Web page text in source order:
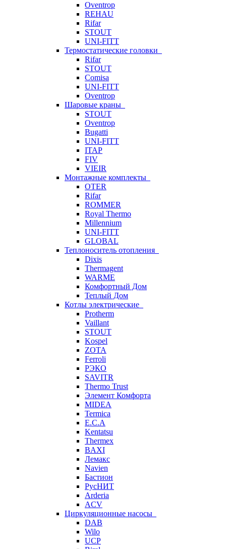
Oventrop
REHAU
Rifar
STOUT
UNI-FITT
Термостатические головки
Rifar
STOUT
Comisa
UNI-FITT
Oventrop
Шаровые краны
STOUT
Oventrop
Bugatti
UNI-FITT
ITAP
FIV
VIEIR
Монтажные комплекты
OTER
Rifar
ROMMER
Royal Thermo
Millennium
UNI-FITT
GLOBAL
Теплоноситель отопления
Dixis
Thermagent
WARME
Комфортный Дом
Теплый Дом
Котлы электрические
Protherm
Vaillant
STOUT
Kospel
ZOTA
Ferroli
РЭКО
SAVITR
Thermo Trust
Элемент Комфорта
MIDEA
Termica
E.C.A
Kentatsu
Thermex
BAXI
Лемакс
Navien
Бастион
РусНИТ
Arderia
ACV
Циркуляционные насосы
DAB
Wilo
UCP